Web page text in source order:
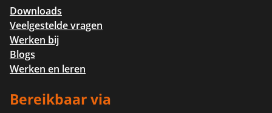
Downloads
Veelgestelde vragen
Werken bij
Blogs
Werken en leren
Bereikbaar via